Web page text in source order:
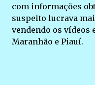
com informações
suspeito lucrava
vendendo os vídeos
Maranhão e Piauí.